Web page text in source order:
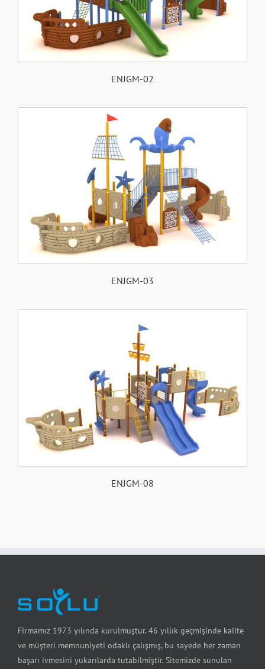
ENJGM-02
ENJGM-03
ENJGM-08
Firmamız 1973 yılında kurulmuştur. 46 yıllık geçmişinde kalite
ve müşteri memnuniyeti odaklı çalışmış, bu sayede her zaman
başarı ivmesini yukarılarda tutabilmiştir. Sitemizde sunulan